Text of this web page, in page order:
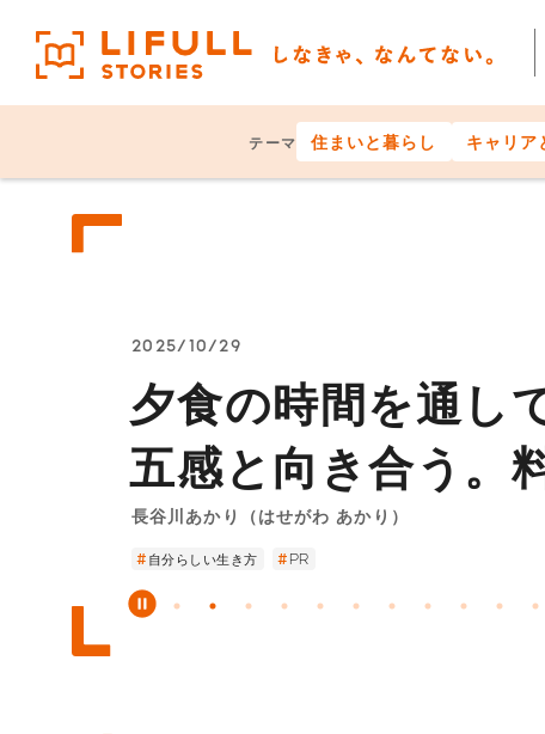
テーマ 住まいと暮らし キャリア
人生100年時代 エイジズム
2025/10/29
夕食の時間を通し
五感と向き合う。
谷川あかりさんイ
長谷川あかり（はせがわ あかり）
自分らしい生き方 PR
なぜ、私たちは「
なきゃ」に縛られ
会的金融教育家・
る、“お金の不安”
投資と消費
つらくてもここで
きゃ、なんてない
から逃げた「イン
YouTuber」坪和
あの挫折があったから
小説家 平野啓一郎
る「私とは何か？
主義」という新し
で、人生が違って
自分らしい生き方 生きづらさをほどく
何かを始めるのに
せになる、なんて
―50歳で会社を立
「介護美容写真家
年齢にとらわれない 働き方の多様性
老卒採用 2025－
の超経験を持つシ
します！
しなきゃ、なんて
ペシャルサイト
教育プログラム「
性・エイジズムに
よう」
「うちのはなし」
“家族は必要？”か
自分らしく生きる
新生活アンコン語
発表！